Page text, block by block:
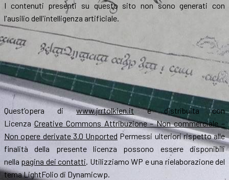
I contenuti presenti su questo sito non sono generati con
l'ausilio dell'intelligenza artificiale.
Quest’opera diwww.jrrtolkien.itè distribuita con
Licenza Creative Commons Attribuzione – Non commerciale –
Non opere derivate 3.0 Unported Permessi ulteriori rispetto alle
finalità della presente licenza possono essere disponibili
nella pagina dei contatti. Utilizziamo WP e una rielaborazione del
tema LightFolio di Dynamicwp.